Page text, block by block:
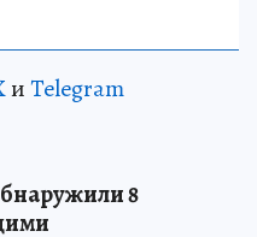
иTelegram
8